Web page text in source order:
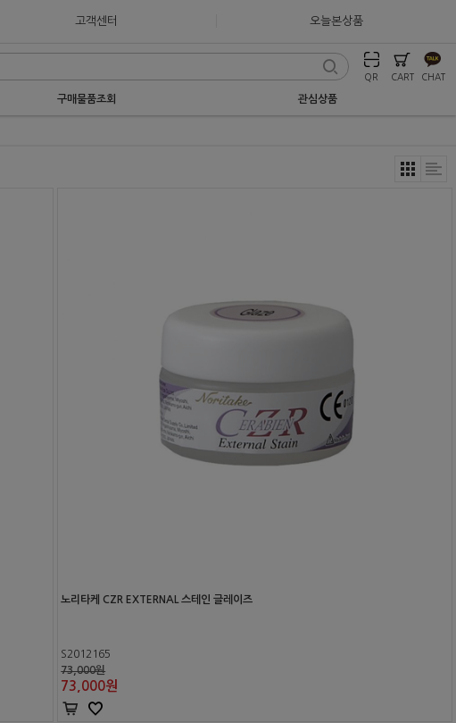
고객센터 오늘본상품
QR CART CHAT
구매물품조회 관심상품
노리타케 CZR EXTERNAL 스테인 글레이즈
S2012165
73,000원
73,000원